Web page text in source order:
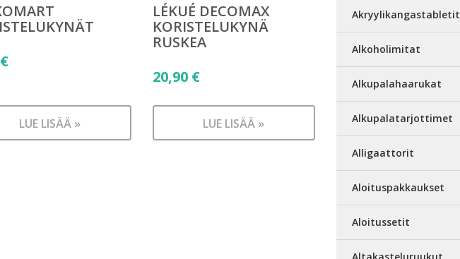
€
LUE LISÄÄ »
LÉKUÉ DECOMAX
KORISTELUKYNÄ
RUSKEA
20,90 €
LUE LISÄÄ »
Akryylikangastabletit
Alkoholimitat
Alkupalahaarukat
Alkupalatarjottimet
Alligaattorit
Aloituspakkaukset
Aloitussetit